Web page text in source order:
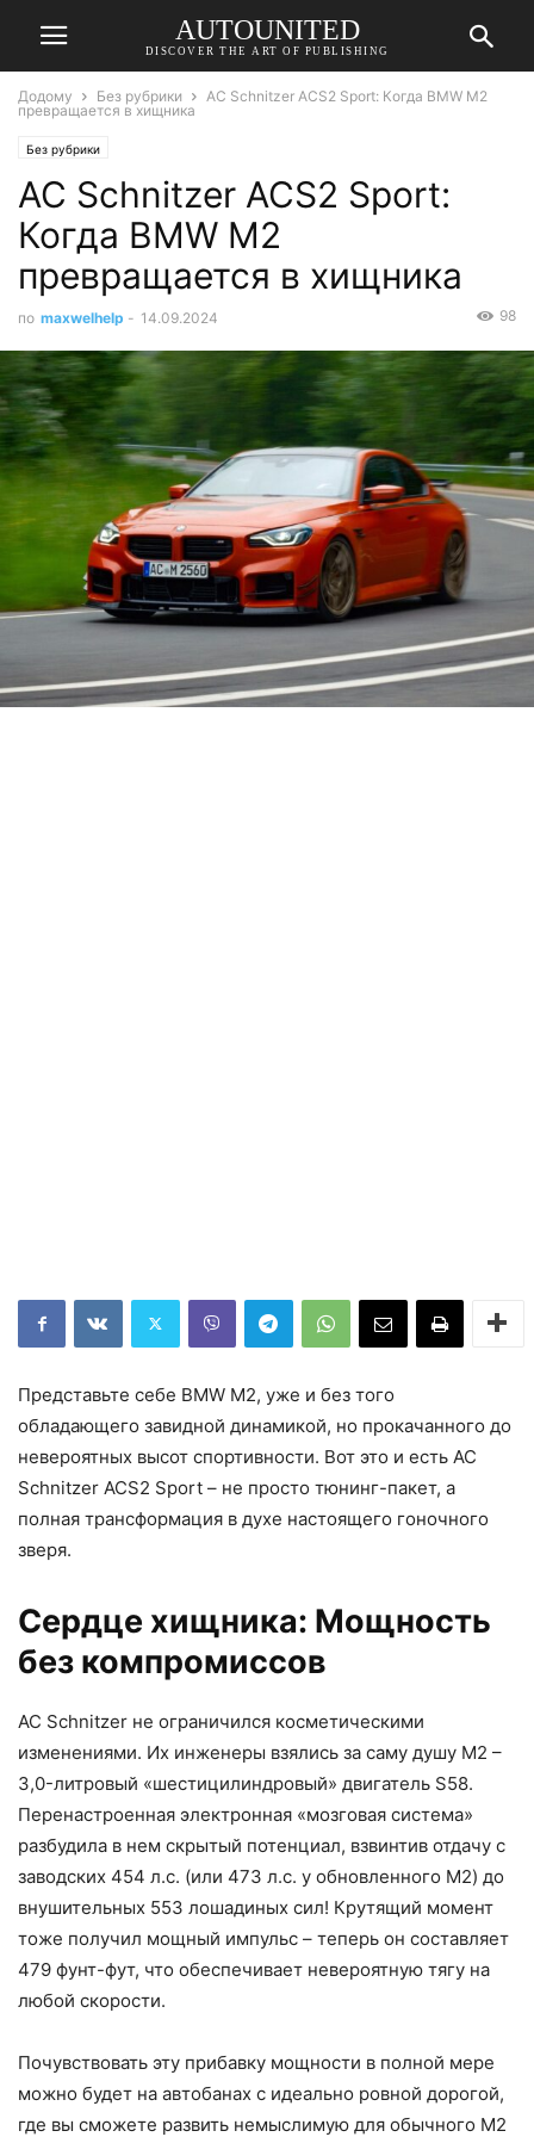
AUTOUNITED
DISCOVER THE ART OF PUBLISHING
Додому Без рубрики
AC Schnitzer ACS2 Sport: Когда BMW M2
превращается в хищника
Без рубрики
AC Schnitzer ACS2 Sport:
Когда BMW M2
превращается в хищника
по maxwelhelp - 14.09.2024 98
Представьте себе BMW M2, уже и без того
обладающего завидной динамикой, но прокачанного до
невероятных высот спортивности. Вот это и есть AC
Schnitzer ACS2 Sport – не просто тюнинг-пакет, а
полная трансформация в духе настоящего гоночного
зверя.
Сердце хищника: Мощность
без компромиссов
AC Schnitzer не ограничился косметическими
изменениями. Их инженеры взялись за саму душу M2 –
3,0-литровый «шестицилиндровый» двигатель S58.
Перенастроенная электронная «мозговая система»
разбудила в нем скрытый потенциал, взвинтив отдачу с
заводских 454 л.с. (или 473 л.с. у обновленного M2) до
внушительных 553 лошадиных сил! Крутящий момент
тоже получил мощный импульс – теперь он составляет
479 фунт-фут, что обеспечивает невероятную тягу на
любой скорости.
Почувствовать эту прибавку мощности в полной мере
можно будет на автобанах с идеально ровной дорогой,
где вы сможете развить немыслимую для обычного M2